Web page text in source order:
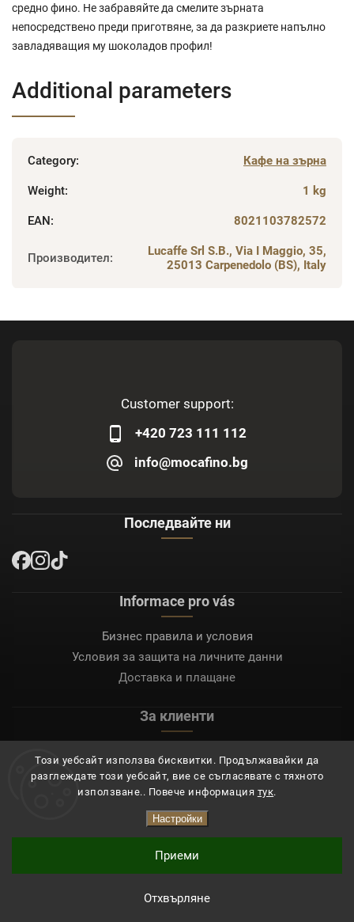
Този уебсайт използва бисквитки. Продължавайки да
разглеждате този уебсайт, вие се съгласявате с тяхното
използване.. Повече информация тук.
Настройки
Отхвърляне
Приеми
средно фино. Не забравяйте да смелите зърната
непосредствено преди приготвяне, за да разкриете напълно
завладяващия му шоколадов профил!
Additional parameters
Category: Кафе на зърна
Weight: 1 kg
EAN: 8021103782572
Производител:
Lucaffe Srl S.B., Via I Maggio, 35,
25013 Carpenedolo (BS), Italy
Customer support:
+420 723 111 112
info@mocafino.bg
Последвайте ни
Informace pro vás
Бизнес правила и условия
Условия за защита на личните данни
Доставка и плащане
За клиенти
Регистрация
Вход
Mocafino.bg. Всички права запазени.